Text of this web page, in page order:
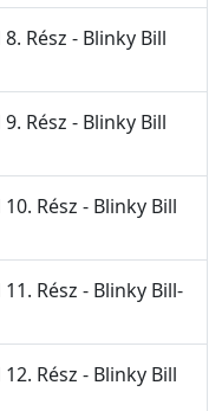
Rész - Blinky Bill
Rész - Blinky Bill
Rész - Blinky Bill
Rész - Blinky Bill-
Rész - Blinky Bill